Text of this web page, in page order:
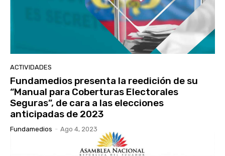
ACTIVIDADES
Fundamedios presenta la reedición de su
“Manual para Coberturas Electorales
Seguras”, de cara a las elecciones
anticipadas de 2023
Fundamedios - Ago 4, 2023